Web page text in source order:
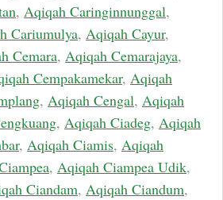
, Aqiqah Caringinnunggal,
Cariumulya, Aqiqah Cayur,
Cemara, Aqiqah Cemarajaya,
Cempakamekar, Aqiqah
, Aqiqah Cengal, Aqiqah
, Aqiqah Ciadeg, Aqiqah
, Aqiqah Ciamis, Aqiqah
, Aqiqah Ciampea Udik,
Ciandam, Aqiqah Ciandum,